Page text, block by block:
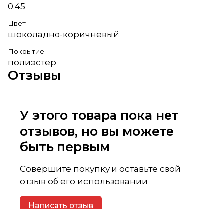
0.45
Цвет
шоколадно-коричневый
Покрытие
полиэстер
Отзывы
У этого товара пока нет
отзывов, но вы можете
быть первым
Совершите покупку и оставьте свой
отзыв об его использовании
Написать отзыв